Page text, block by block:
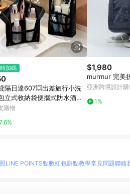
加碼
隔日達607💥出差旅行小洗
立式收納袋便攜式防水酒店
品收納包牙刷收納
購物
$1,980
murmur 完美
亞洲跨境設計
1%
LINE POINTS點數紅包賺點教學常見問題聯絡